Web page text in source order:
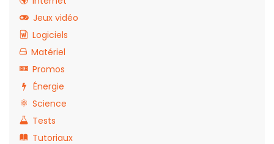
Jeux vidéo
Logiciels
Matériel
Promos
Énergie
Science
Tests
Tutoriaux